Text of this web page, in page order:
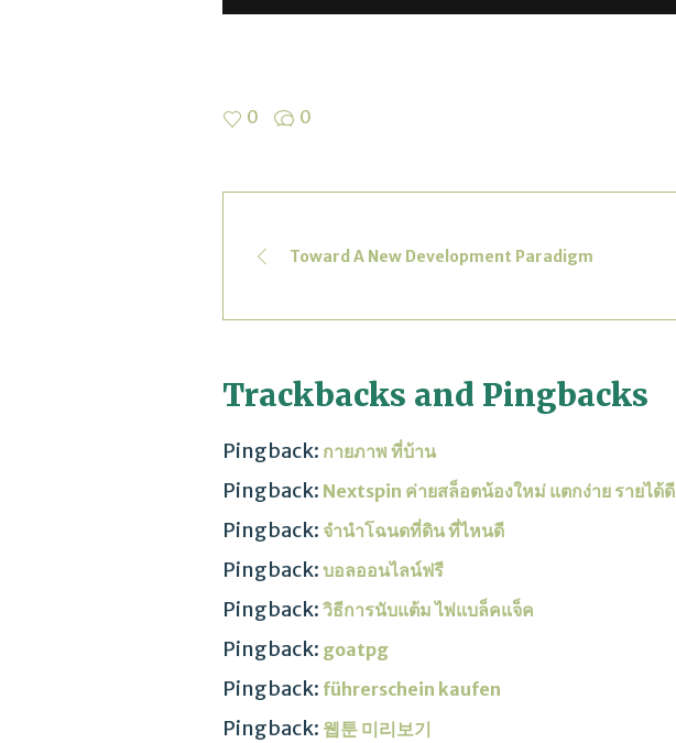
0 0
Toward A New Development Paradigm
Trackbacks and Pingbacks
Pingback: กายภาพ ที่บ้าน
Pingback: Nextspin ค่ายสล็อตน้องใหม่ แตกง่าย รายได้ดี
Pingback: จํานําโฉนดที่ดิน ที่ไหนดี
Pingback: บอลออนไลน์ฟรี
Pingback: วิธีการนับแต้ม ไพ่แบล็คแจ็ค
Pingback: goatpg
Pingback: führerschein kaufen
Pingback: 웹툰 미리보기